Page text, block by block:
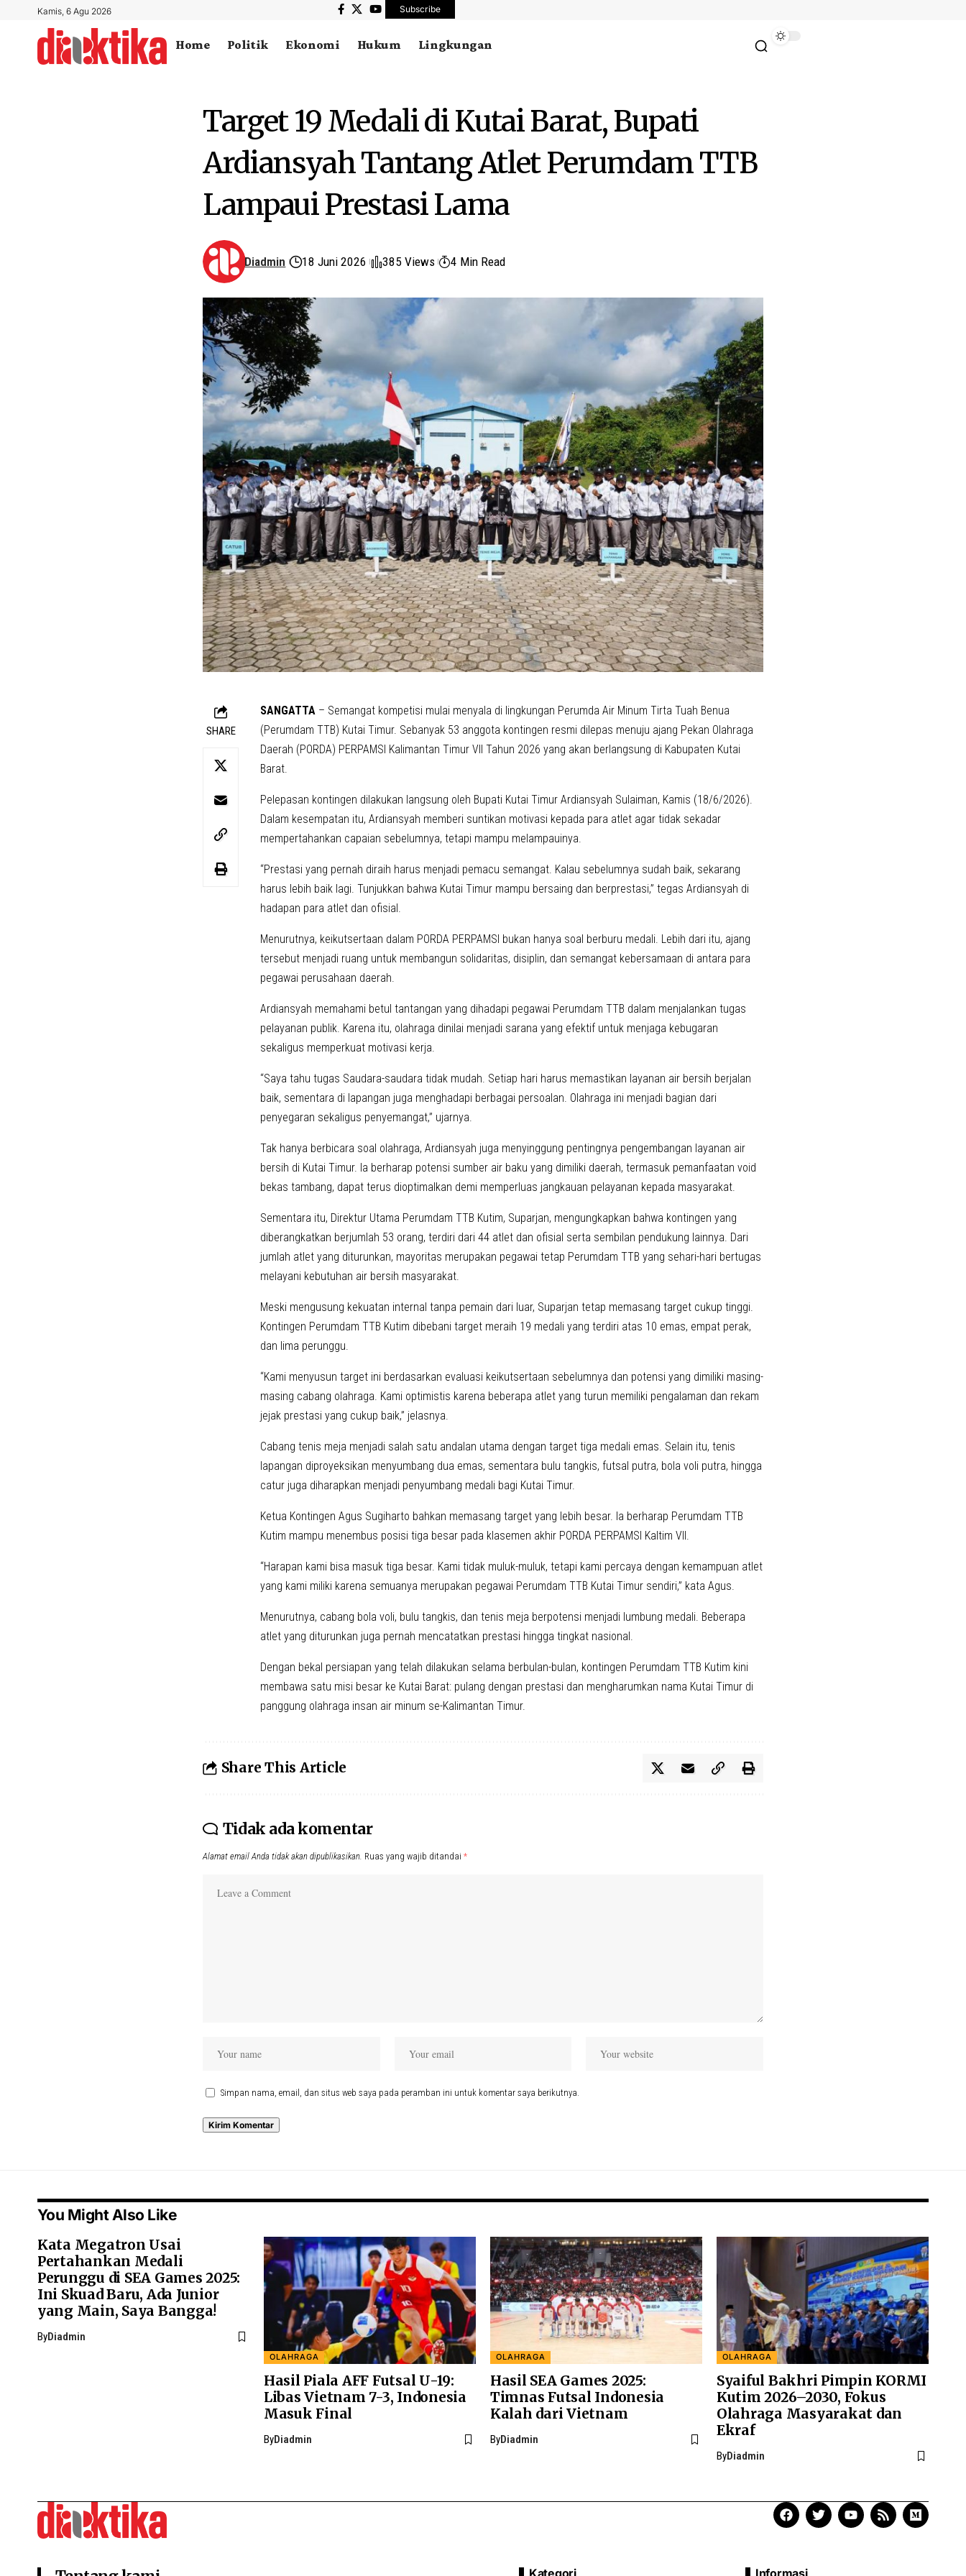
Kamis, 6 Agu 2026 Subscribe
Home Politik Ekonomi Hukum Lingkungan
Target 19 Medali di Kutai Barat, Bupati
Ardiansyah Tantang Atlet Perumdam TTB
Lampaui Prestasi Lama
Diadmin 18 Juni 2026 385 Views 4 Min Read
SHARE
SANGATTA – Semangat kompetisi mulai menyala di lingkungan Perumda Air Minum Tirta Tuah Benua
(Perumdam TTB) Kutai Timur. Sebanyak 53 anggota kontingen resmi dilepas menuju ajang Pekan Olahraga
Daerah (PORDA) PERPAMSI Kalimantan Timur VII Tahun 2026 yang akan berlangsung di Kabupaten Kutai
Barat.
Pelepasan kontingen dilakukan langsung oleh Bupati Kutai Timur Ardiansyah Sulaiman, Kamis (18/6/2026).
Dalam kesempatan itu, Ardiansyah memberi suntikan motivasi kepada para atlet agar tidak sekadar
mempertahankan capaian sebelumnya, tetapi mampu melampauinya.
“Prestasi yang pernah diraih harus menjadi pemacu semangat. Kalau sebelumnya sudah baik, sekarang
harus lebih baik lagi. Tunjukkan bahwa Kutai Timur mampu bersaing dan berprestasi,” tegas Ardiansyah di
hadapan para atlet dan ofisial.
Menurutnya, keikutsertaan dalam PORDA PERPAMSI bukan hanya soal berburu medali. Lebih dari itu, ajang
tersebut menjadi ruang untuk membangun solidaritas, disiplin, dan semangat kebersamaan di antara para
pegawai perusahaan daerah.
Ardiansyah memahami betul tantangan yang dihadapi pegawai Perumdam TTB dalam menjalankan tugas
pelayanan publik. Karena itu, olahraga dinilai menjadi sarana yang efektif untuk menjaga kebugaran
sekaligus memperkuat motivasi kerja.
“Saya tahu tugas Saudara-saudara tidak mudah. Setiap hari harus memastikan layanan air bersih berjalan
baik, sementara di lapangan juga menghadapi berbagai persoalan. Olahraga ini menjadi bagian dari
penyegaran sekaligus penyemangat,” ujarnya.
Tak hanya berbicara soal olahraga, Ardiansyah juga menyinggung pentingnya pengembangan layanan air
bersih di Kutai Timur. Ia berharap potensi sumber air baku yang dimiliki daerah, termasuk pemanfaatan void
bekas tambang, dapat terus dioptimalkan demi memperluas jangkauan pelayanan kepada masyarakat.
Sementara itu, Direktur Utama Perumdam TTB Kutim, Suparjan, mengungkapkan bahwa kontingen yang
diberangkatkan berjumlah 53 orang, terdiri dari 44 atlet dan ofisial serta sembilan pendukung lainnya. Dari
jumlah atlet yang diturunkan, mayoritas merupakan pegawai tetap Perumdam TTB yang sehari-hari bertugas
melayani kebutuhan air bersih masyarakat.
Meski mengusung kekuatan internal tanpa pemain dari luar, Suparjan tetap memasang target cukup tinggi.
Kontingen Perumdam TTB Kutim dibebani target meraih 19 medali yang terdiri atas 10 emas, empat perak,
dan lima perunggu.
“Kami menyusun target ini berdasarkan evaluasi keikutsertaan sebelumnya dan potensi yang dimiliki masing-
masing cabang olahraga. Kami optimistis karena beberapa atlet yang turun memiliki pengalaman dan rekam
jejak prestasi yang cukup baik,” jelasnya.
Cabang tenis meja menjadi salah satu andalan utama dengan target tiga medali emas. Selain itu, tenis
lapangan diproyeksikan menyumbang dua emas, sementara bulu tangkis, futsal putra, bola voli putra, hingga
catur juga diharapkan menjadi penyumbang medali bagi Kutai Timur.
Ketua Kontingen Agus Sugiharto bahkan memasang target yang lebih besar. Ia berharap Perumdam TTB
Kutim mampu menembus posisi tiga besar pada klasemen akhir PORDA PERPAMSI Kaltim VII.
“Harapan kami bisa masuk tiga besar. Kami tidak muluk-muluk, tetapi kami percaya dengan kemampuan atlet
yang kami miliki karena semuanya merupakan pegawai Perumdam TTB Kutai Timur sendiri,” kata Agus.
Menurutnya, cabang bola voli, bulu tangkis, dan tenis meja berpotensi menjadi lumbung medali. Beberapa
atlet yang diturunkan juga pernah mencatatkan prestasi hingga tingkat nasional.
Dengan bekal persiapan yang telah dilakukan selama berbulan-bulan, kontingen Perumdam TTB Kutim kini
membawa satu misi besar ke Kutai Barat: pulang dengan prestasi dan mengharumkan nama Kutai Timur di
panggung olahraga insan air minum se-Kalimantan Timur.
Share This Article
Tidak ada komentar
Alamat email Anda tidak akan dipublikasikan. Ruas yang wajib ditandai *
Simpan nama, email, dan situs web saya pada peramban ini untuk komentar saya berikutnya.
You Might Also Like
Kata Megatron Usai
Pertahankan Medali
Perunggu di SEA Games 2025:
Ini Skuad Baru, Ada Junior
yang Main, Saya Bangga!
ByDiadmin
OLAHRAGA
Hasil Piala AFF Futsal U-19:
Libas Vietnam 7-3, Indonesia
Masuk Final
ByDiadmin
OLAHRAGA
Hasil SEA Games 2025:
Timnas Futsal Indonesia
Kalah dari Vietnam
ByDiadmin
OLAHRAGA
Syaiful Bakhri Pimpin KORMI
Kutim 2026–2030, Fokus
Olahraga Masyarakat dan
Ekraf
ByDiadmin
Kategori Informasi